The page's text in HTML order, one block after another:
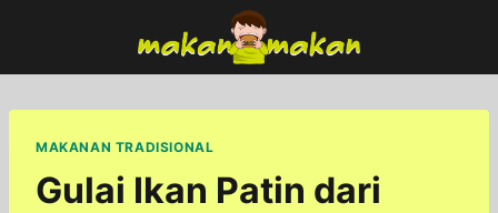
content
MAKANAN TRADISIONAL
Gulai Ikan Patin dari